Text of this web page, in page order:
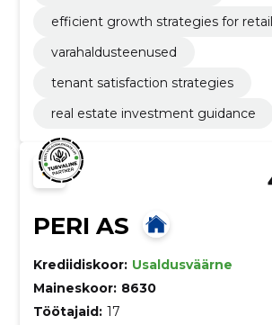
efficient growth strategies for retail
varahaldusteenused
tenant satisfaction strategies
real estate investment guidance
PERI AS
Krediidiskoor: Usaldusväärne
Maineskoor: 8630
Töötajaid: 17